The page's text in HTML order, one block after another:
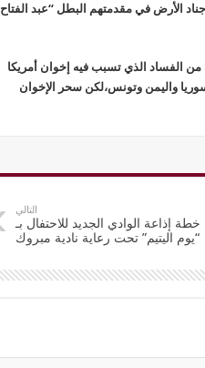
الأرض في مقدمتهم البطل “عبد الفتاح
من الفساد الذي تسبب فيه إخوان أمريكا
واليمن وتونس،لكن سحر الإخوان
التالي
خطة إذاعة الوادي الجديد للاحتفال بـ
“يوم اليتيم” تحت رعاية نادية مبروك